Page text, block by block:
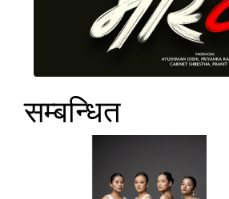
सम्बन्धित